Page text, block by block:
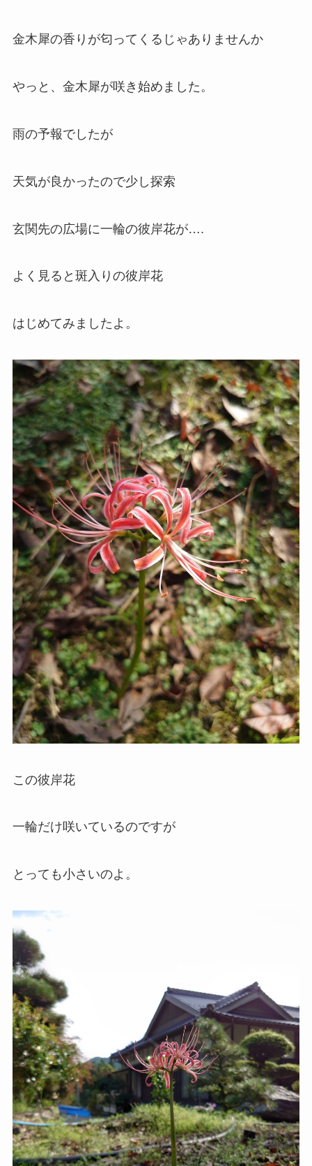
金木犀の香りが匂ってくるじゃありませんか
やっと、金木犀が咲き始めました。
雨の予報でしたが
天気が良かったので少し探索
玄関先の広場に一輪の彼岸花が….
よく見ると斑入りの彼岸花
はじめてみましたよ。
この彼岸花
一輪だけ咲いているのですが
とっても小さいのよ。